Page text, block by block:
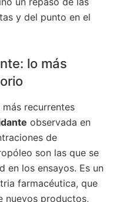
y del punto en el
lo más
recurrentes
observada en
de
son las que se
en los ensayos. Es un
farmacéutica, que
nuevos productos,